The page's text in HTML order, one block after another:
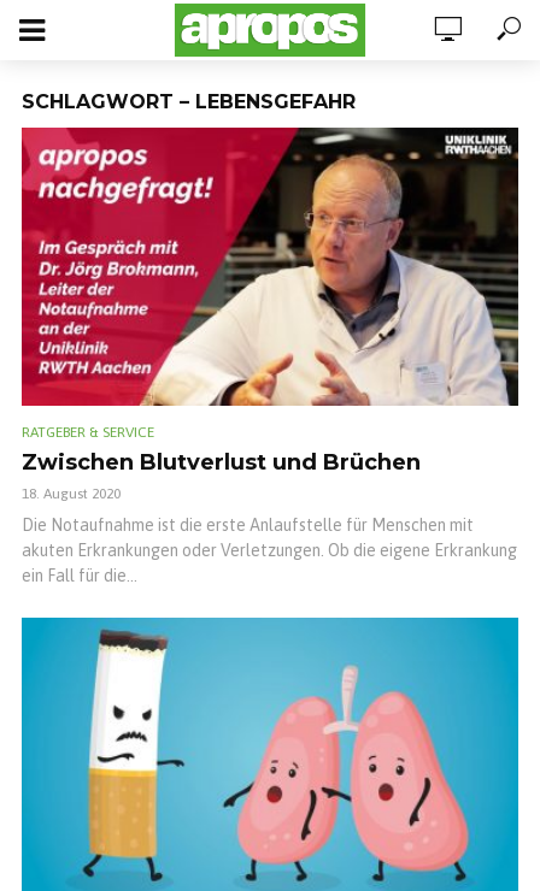
SCHLAGWORT – LEBENSGEFAHR
RATGEBER & SERVICE
Zwischen Blutverlust und Brüchen
18. August 2020
Die Notaufnahme ist die erste Anlaufstelle für Menschen mit
akuten Erkrankungen oder Verletzungen. Ob die eigene Erkrankung
ein Fall für die...